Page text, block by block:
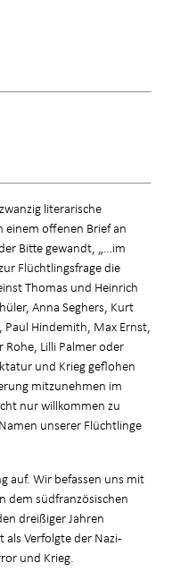
literarische
einem offenen Brief an
Bitte gewandt, „…im
Flüchtlingsfrage die
Thomas und Heinrich
Anna Seghers, Kurt
Paul Hindemith, Max Ernst,
Lilli Palmer oder
und Krieg geflohen
mitzunehmen im
nur willkommen zu
unserer Flüchtlinge
auf. Wir befassen uns mit
dem südfranzösischen
dreißiger Jahren
Verfolgte der Nazi-
und Krieg.